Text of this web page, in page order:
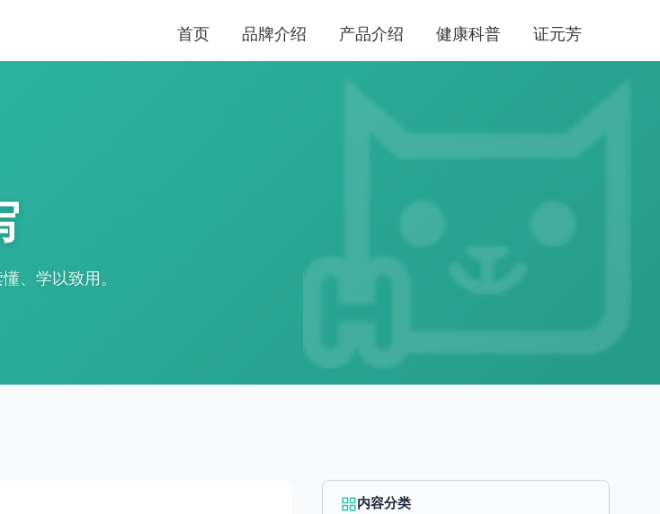
首页 品牌介绍 产品介绍 健康科普 证元芳
、学以致用。
内容分类